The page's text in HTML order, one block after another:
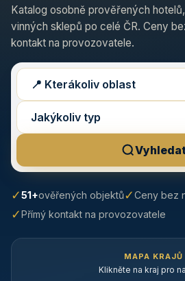
Katalog osobně prověřených
vinných sklepů po celé ČR. Ceny
kontakt na provozovatele.
✓51+ověřených objektů✓Ceny bez
✓Přímý kontakt na provozovatele
MAPA KRAJŮ
Klikněte na kraj pro